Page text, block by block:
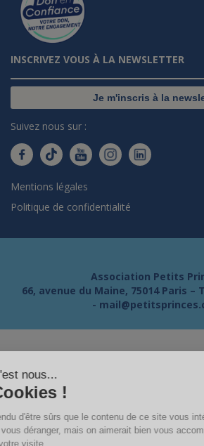
Salut c'est nous...
les Cookies !
On a attendu d'être sûrs que le contenu de ce
avant de vous déranger, mais on aimerait bien
pendant votre visite...
INSCRIVEZ VOUS À LA NEWSLETTER
Je m'inscris à la
Suivez nous sur :
Mentions légales
Politique de confidentialité
Association Petits
66, avenue du Maine, 75014 Paris –
-